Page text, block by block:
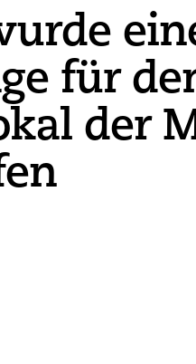
für
der